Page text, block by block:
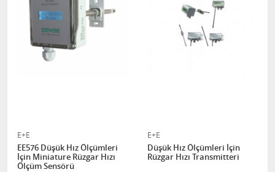
E+E
EE576 Düşük Hız Ölçümleri
İçin Miniature Rüzgar Hızı
Ölçüm Sensörü
E+E
Düşük Hız Ölçümleri İçin
Rüzgar Hızı Transmitteri